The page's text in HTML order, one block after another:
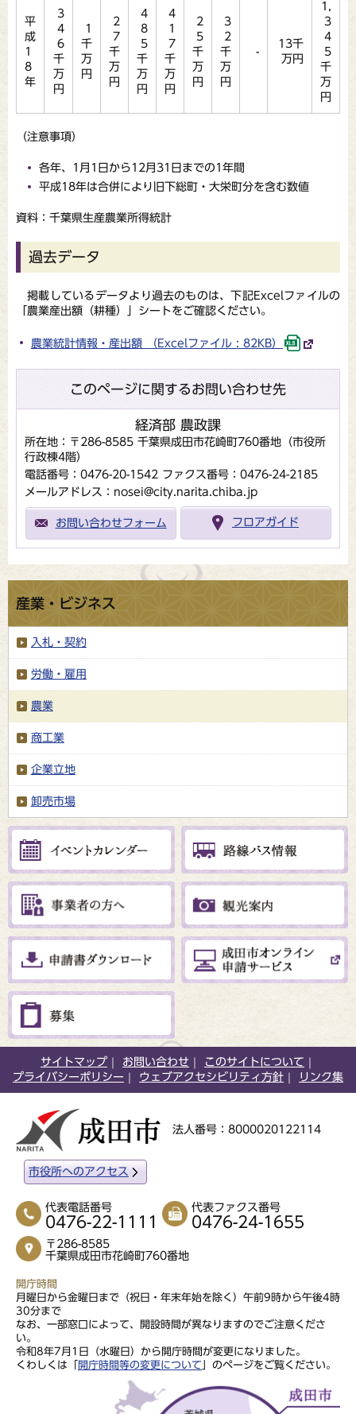
平
成
1
8
年
3
4
6
千
万
円
1
千
万
円
2
7
千
万
円
4
8
5
千
万
円
4
1
7
千
万
円
2
5
千
万
円
3
2
千
万
円
-
13千
万円
1,
3
4
5
千
万
円
（注意事項）
各年、1月1日から12月31日までの1年間
平成18年は合併により旧下総町・大栄町分を含む数値
資料：千葉県生産農業所得統計
過去データ
掲載しているデータより過去のものは、下記Excelファイルの
「農業産出額（耕種）」シートをご確認ください。
農業統計情報・産出額 （Excelファイル : 82KB）
このページに関するお問い合わせ先
経済部 農政課
所在地：〒286-8585 千葉県成田市花崎町760番地（市役所
行政棟4階）
電話番号：0476-20-1542 ファクス番号：0476-24-2185
メールアドレス：nosei@city.narita.chiba.jp
お問い合わせフォーム フロアガイド
産業・ビジネス
入札・契約
労働・雇用
農業
商工業
企業立地
卸売市場
サイトマップ お問い合わせ
このサイトについて
プライバシーポリシー
ウェブアクセシビリティ方針 リンク集
法人番号：8000020122114
市役所へのアクセス
代表電話番号
0476-22-1111
代表ファクス番号
0476-24-1655
〒286-8585
千葉県成田市花崎町760番地
開庁時間
月曜日から金曜日まで（祝日・年末年始を除く）午前9時から午後4時
30分まで
なお、一部窓口によって、開設時間が異なりますのでご注意くださ
い。
令和8年7月1日（水曜日）から開庁時間が変更になりました。
くわしくは「
開庁時間等の変更について 」のページをご覧ください。